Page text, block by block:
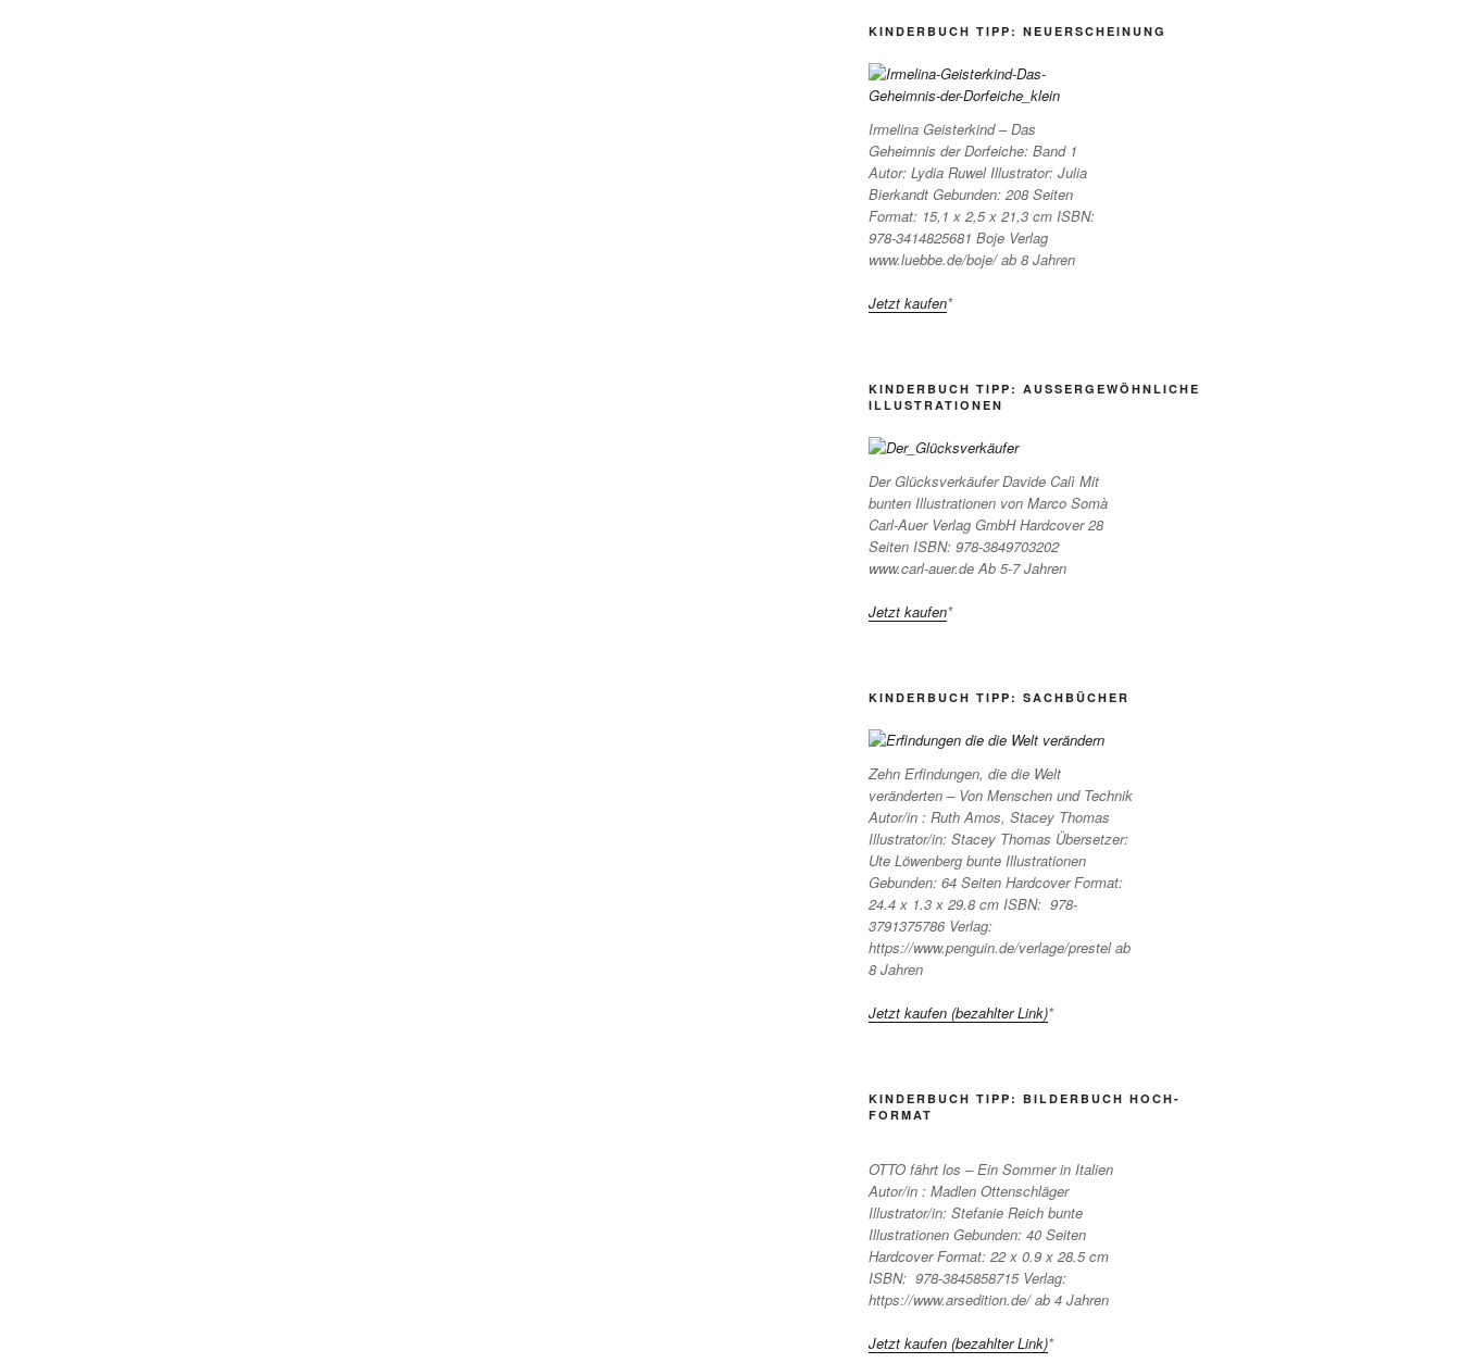
KINDERBUCH TIPP: NEUERSCHEINUNG
Irmelina Geisterkind – Das
Geheimnis der Dorfeiche: Band 1
Autor: Lydia Ruwel Illustrator: Julia
Bierkandt Gebunden: 208 Seiten
Format: 15,1 x 2,5 x 21,3 cm ISBN:
978-3414825681 Boje Verlag
www.luebbe.de/boje/ ab 8 Jahren
Jetzt kaufen*
KINDERBUCH TIPP: AUSSERGEWÖHNLICHE I
LLUSTRATIONEN
Der Glücksverkäufer Davide Calì Mit
bunten Illustrationen von Marco Somà
Carl-Auer Verlag GmbH Hardcover 28
Seiten ISBN: 978-3849703202
www.carl-auer.de Ab 5-7 Jahren
Jetzt kaufen*
KINDERBUCH TIPP: SACHBÜCHER
Zehn Erfindungen, die die Welt
veränderten – Von Menschen und Technik
Autor/in : Ruth Amos, Stacey Thomas
Illustrator/in: Stacey Thomas Übersetzer:
Ute Löwenberg bunte Illustrationen
Gebunden: 64 Seiten Hardcover Format:
24.4 x 1.3 x 29.8 cm ISBN: ‎ 978-
3791375786 Verlag:
https://www.penguin.de/verlage/prestel ab
8 Jahren
Jetzt kaufen (bezahlter Link)*
KINDERBUCH TIPP: BILDERBUCH HOCH-
FORMAT
OTTO fährt los – Ein Sommer in Italien
Autor/in : Madlen Ottenschläger
Illustrator/in: Stefanie Reich bunte
Illustrationen Gebunden: 40 Seiten
Hardcover Format: 22 x 0.9 x 28.5 cm
ISBN: ‎ 978-3845858715 Verlag:
https://www.arsedition.de/ ab 4 Jahren
Jetzt kaufen (bezahlter Link)*